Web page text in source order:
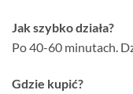
Jak szybko działa?
Po 40-60 minutach.
Gdzie kupić?